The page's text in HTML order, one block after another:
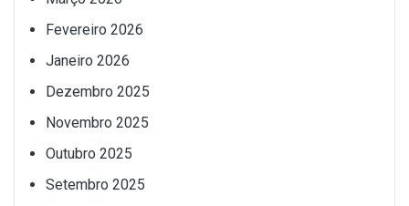
Fevereiro 2026
Janeiro 2026
Dezembro 2025
Novembro 2025
Outubro 2025
Setembro 2025